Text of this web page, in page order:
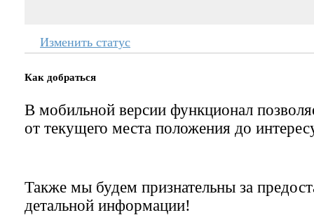
Изменить статус
Как добраться
В мобильной версии функционал
от текущего места положения до
Также мы будем признательны за
детальной информации!